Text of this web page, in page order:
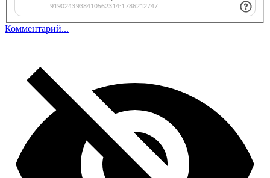
Комментарий...